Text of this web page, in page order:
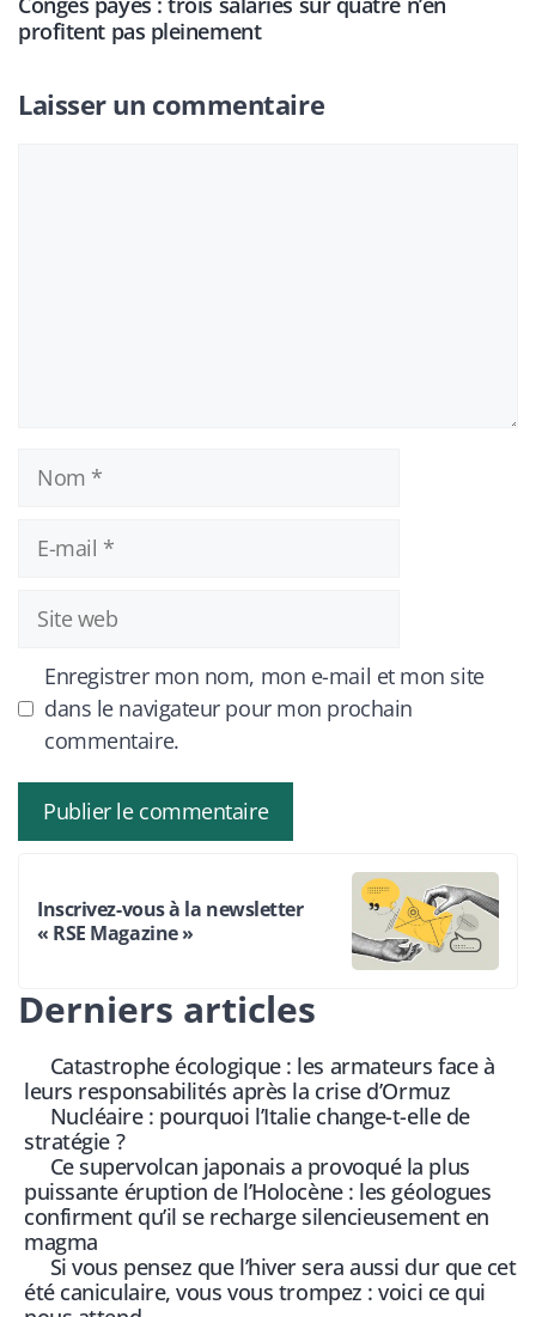
profitent pas pleinement
Laisser un commentaire
mail
Site
web
Enregistrer mon nom, mon e-mail et mon site
dans le navigateur pour mon prochain
commentaire.
Inscrivez-vous à la newsletter
« RSE Magazine »
Derniers articles
Catastrophe écologique : les armateurs face à
leurs responsabilités après la crise d’Ormuz
Nucléaire : pourquoi l’Italie change-t-elle de
stratégie ?
Ce supervolcan japonais a provoqué la plus
puissante éruption de l’Holocène : les géologues
confirment qu’il se recharge silencieusement en
magma
Si vous pensez que l’hiver sera aussi dur que cet
été caniculaire, vous vous trompez : voici ce qui